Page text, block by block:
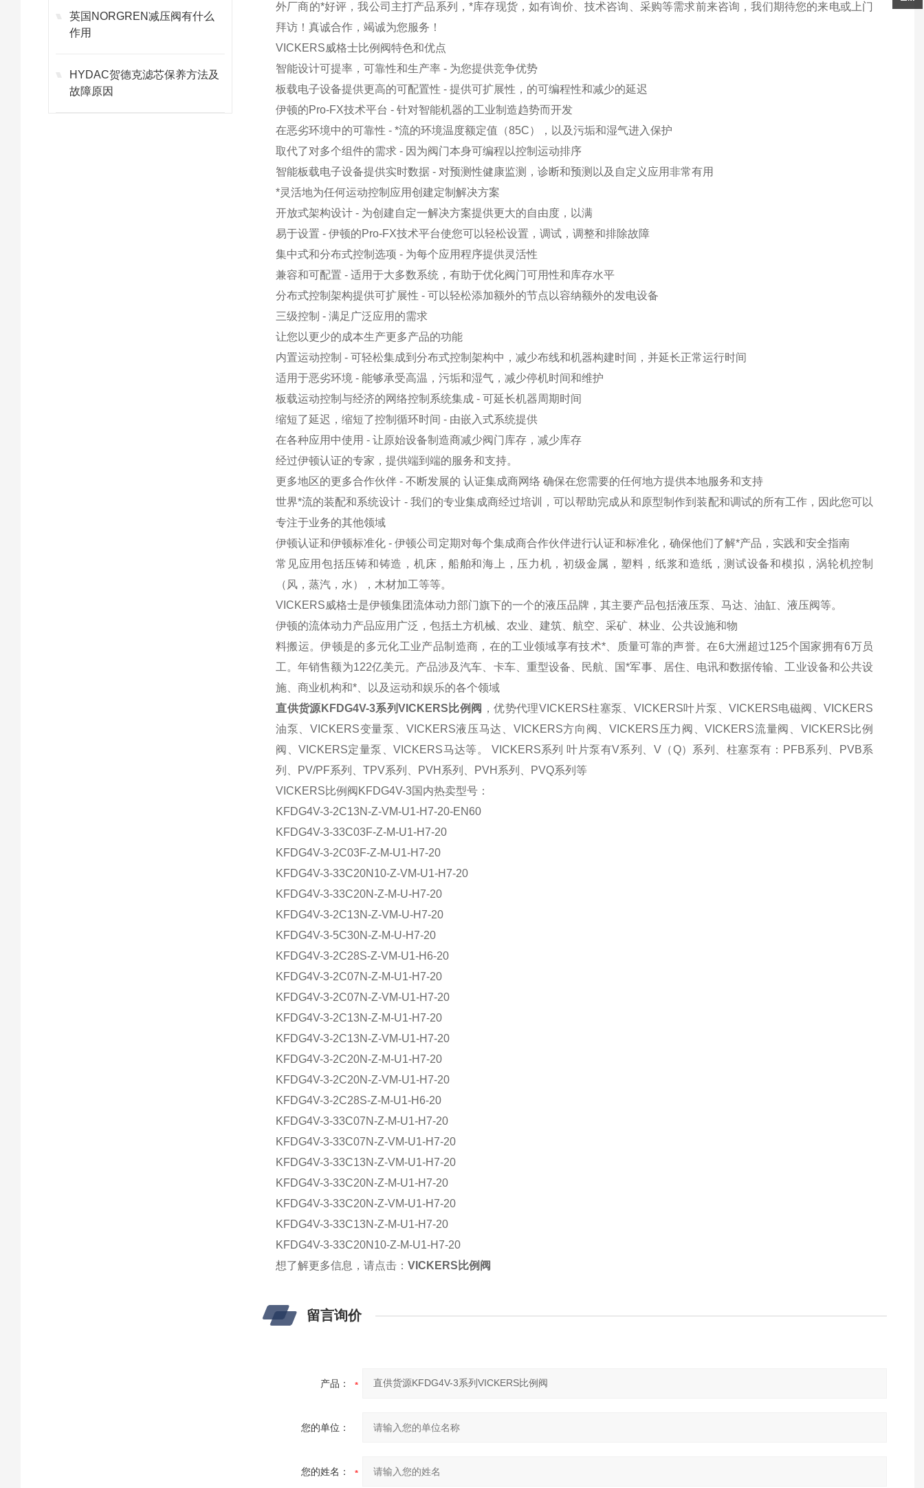
英国NORGREN减压阀有什么
作用
HYDAC贺德克滤芯保养方法及
故障原因
外厂商的*好评，我公司主打产品系列，*库存现货，如有询价、技术咨询、采购等需求前来咨询，我们期待您的来电或上门
拜访！真诚合作，竭诚为您服务！
VICKERS威格士比例阀特色和优点
智能设计可提率，可靠性和生产率 - 为您提供竞争优势
板载电子设备提供更高的可配置性 - 提供可扩展性，的可编程性和减少的延迟
伊顿的Pro-FX技术平台 - 针对智能机器的工业制造趋势而开发
在恶劣环境中的可靠性 - *流的环境温度额定值（85C），以及污垢和湿气进入保护
取代了对多个组件的需求 - 因为阀门本身可编程以控制运动排序
智能板载电子设备提供实时数据 - 对预测性健康监测，诊断和预测以及自定义应用非常有用
*灵活地为任何运动控制应用创建定制解决方案
开放式架构设计 - 为创建自定一解决方案提供更大的自由度，以满
易于设置 - 伊顿的Pro-FX技术平台使您可以轻松设置，调试，调整和排除故障
集中式和分布式控制选项 - 为每个应用程序提供灵活性
兼容和可配置 - 适用于大多数系统，有助于优化阀门可用性和库存水平
分布式控制架构提供可扩展性 - 可以轻松添加额外的节点以容纳额外的发电设备
三级控制 - 满足广泛应用的需求
让您以更少的成本生产更多产品的功能
内置运动控制 - 可轻松集成到分布式控制架构中，减少布线和机器构建时间，并延长正常运行时间
适用于恶劣环境 - 能够承受高温，污垢和湿气，减少停机时间和维护
板载运动控制与经济的网络控制系统集成 - 可延长机器周期时间
缩短了延迟，缩短了控制循环时间 - 由嵌入式系统提供
在各种应用中使用 - 让原始设备制造商减少阀门库存，减少库存
经过伊顿认证的专家，提供端到端的服务和支持。
更多地区的更多合作伙伴 - 不断发展的 认证集成商网络 确保在您需要的任何地方提供本地服务和支持
世界*流的装配和系统设计 - 我们的专业集成商经过培训，可以帮助完成从和原型制作到装配和调试的所有工作，因此您可以
专注于业务的其他领域
伊顿认证和伊顿标准化 - 伊顿公司定期对每个集成商合作伙伴进行认证和标准化，确保他们了解*产品，实践和安全指南
常见应用包括压铸和铸造，机床，船舶和海上，压力机，初级金属，塑料，纸浆和造纸，测试设备和模拟，涡轮机控制
（风，蒸汽，水），木材加工等等。
VICKERS威格士是伊顿集团流体动力部门旗下的一个的液压品牌，其主要产品包括液压泵、马达、油缸、液压阀等。
伊顿的流体动力产品应用广泛，包括土方机械、农业、建筑、航空、采矿、林业、公共设施和物
料搬运。伊顿是的多元化工业产品制造商，在的工业领域享有技术*、质量可靠的声誉。在6大洲超过125个国家拥有6万员
工。年销售额为122亿美元。产品涉及汽车、卡车、重型设备、民航、国*军事、居住、电讯和数据传输、工业设备和公共设
施、商业机构和*、以及运动和娱乐的各个领域
直供货源KFDG4V-3系列VICKERS比例阀 ，优势代理VICKERS柱塞泵、VICKERS叶片泵、VICKERS电磁阀、VICKERS
油泵、VICKERS变量泵、VICKERS液压马达、VICKERS方向阀、VICKERS压力阀、VICKERS流量阀、VICKERS比例
阀、VICKERS定量泵、VICKERS马达等。 VICKERS系列 叶片泵有V系列、V（Q）系列、柱塞泵有：PFB系列、PVB系
列、PV/PF系列、TPV系列、PVH系列、PVH系列、PVQ系列等
VICKERS比例阀KFDG4V-3国内热卖型号：
KFDG4V-3-2C13N-Z-VM-U1-H7-20-EN60
KFDG4V-3-33C03F-Z-M-U1-H7-20
KFDG4V-3-2C03F-Z-M-U1-H7-20
KFDG4V-3-33C20N10-Z-VM-U1-H7-20
KFDG4V-3-33C20N-Z-M-U-H7-20
KFDG4V-3-2C13N-Z-VM-U-H7-20
KFDG4V-3-5C30N-Z-M-U-H7-20
KFDG4V-3-2C28S-Z-VM-U1-H6-20
KFDG4V-3-2C07N-Z-M-U1-H7-20
KFDG4V-3-2C07N-Z-VM-U1-H7-20
KFDG4V-3-2C13N-Z-M-U1-H7-20
KFDG4V-3-2C13N-Z-VM-U1-H7-20
KFDG4V-3-2C20N-Z-M-U1-H7-20
KFDG4V-3-2C20N-Z-VM-U1-H7-20
KFDG4V-3-2C28S-Z-M-U1-H6-20
KFDG4V-3-33C07N-Z-M-U1-H7-20
KFDG4V-3-33C07N-Z-VM-U1-H7-20
KFDG4V-3-33C13N-Z-VM-U1-H7-20
KFDG4V-3-33C20N-Z-M-U1-H7-20
KFDG4V-3-33C20N-Z-VM-U1-H7-20
KFDG4V-3-33C13N-Z-M-U1-H7-20
KFDG4V-3-33C20N10-Z-M-U1-H7-20
想了解更多信息，请点击：VICKERS比例阀
留言询价
产品：
您的单位：
您的姓名：